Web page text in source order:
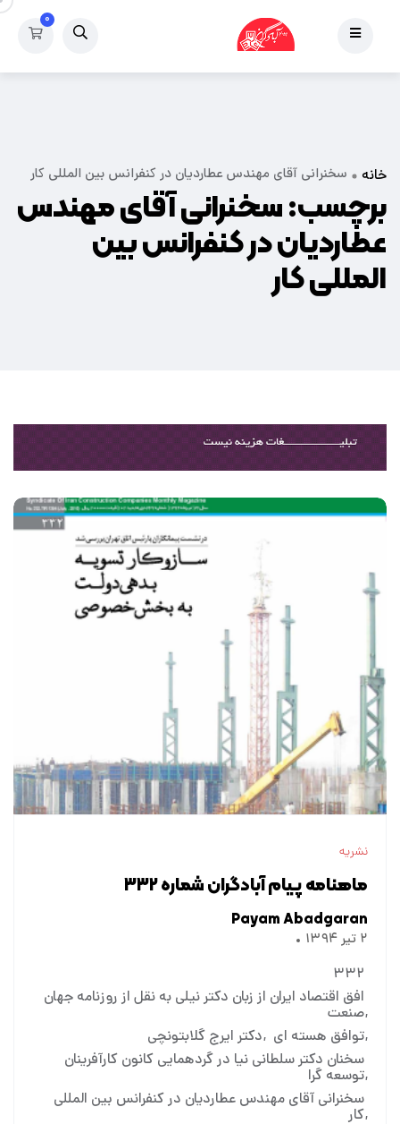
۰
خانه سخنرانی آقای مهندس عطاردیان در کنفرانس بین المللی کار
برچسب:سخنرانی آقای مهندس
عطاردیان در کنفرانس بین
المللی کار
نشریه
ماهنامه پیام آبادگران شماره ۳۳۲
Payam Abadgaran
۲ تیر ۱۳۹۴
۳۳۲
افق اقتصاد ایران از زبان دکتر نیلی به نقل از روزنامه جهان
صنعت
توافق هسته ای دکتر ایرج گلابتونچی
سخنان دکتر سلطانی نیا در گردهمایی کانون کارآفرینان
توسعه گرا
سخنرانی آقای مهندس عطاردیان در کنفرانس بین المللی
کار